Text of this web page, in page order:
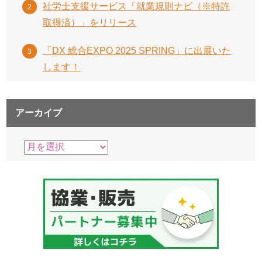
社労士支援サービス「就業規則ナビ（※特許
取得済）」をリリース
「DX 総合EXPO 2025 SPRING」に出展いた
します！
アーカイブ